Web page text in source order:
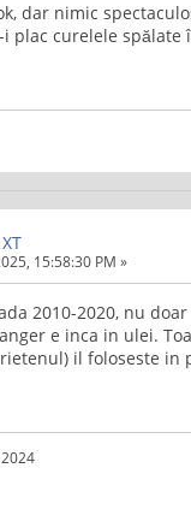
dar nimic
plac curelele spălate
15:58:30 PM »
2010-2020, nu
e inca in ulei.
il foloseste in
2024